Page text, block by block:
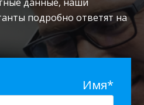
подробно ответят на
Имя*